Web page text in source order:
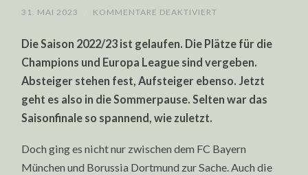
31. MAI 2023 KOMMENTARE DEAKTIVIERT
DIE
2022/23:
OSTEN
DEUTSCHEN
Die Saison 2022/23 ist gelaufen. Die Plätze für die
Champions und Europa League sind vergeben.
Absteiger stehen fest, Aufsteiger ebenso. Jetzt
geht es also in die Sommerpause. Selten war das
Saisonfinale so spannend, wie zuletzt.
Doch ging es nicht nur zwischen dem FC Bayern
München und Borussia Dortmund zur Sache. Auch die